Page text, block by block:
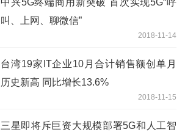
中兴5G终端商用新突破 首次实现5G“呼
叫、上网、聊微信”
2018-11-14
台湾19家IT企业10月合计销售额创单月
历史新高 同比增长13.6%
2018-11-15
三星即将斥巨资大规模部署5G和人工智